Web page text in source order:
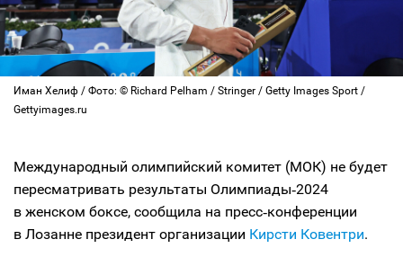
Иман Хелиф / Фото: © Richard Pelham / Stringer / Getty Images Sport /
Gettyimages.ru
Международный олимпийский комитет (МОК) не будет
пересматривать результаты Олимпиады‑2024
в женском боксе, сообщила на пресс‑конференции
в Лозанне президент организации Кирсти Ковентри.